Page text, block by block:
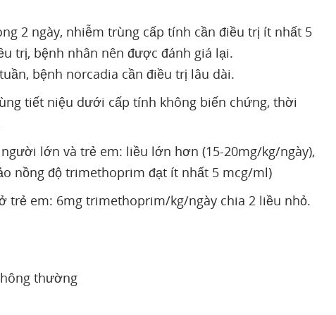
2 ngày, nhiễm trùng cấp tính cần điều trị ít nhất 5
trị, bệnh nhân nên được đánh giá lại.
bệnh norcadia cần điều trị lâu dài.
tiết niệu dưới cấp tính không biến chứng, thời
lớn và trẻ em: liều lớn hơn (15-20mg/kg/ngày),
nồng độ trimethoprim đạt ít nhất 5 mcg/ml)
trẻ em: 6mg trimethoprim/kg/ngày chia 2 liều nhỏ.
thường